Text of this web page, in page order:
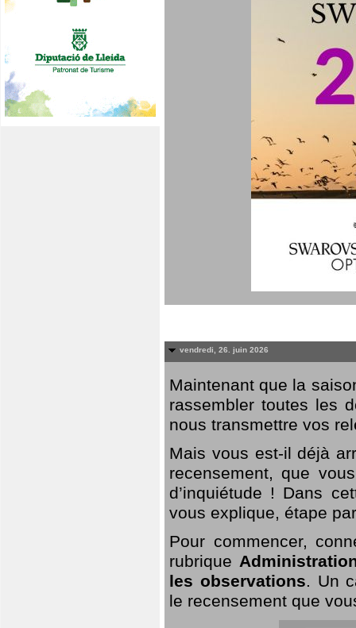
vendredi, 26. juin 2026
Maintenant que la
rassembler toutes les
nous transmettre vos
Mais vous est-il déjà
recensement, que
d’inquiétude ! Dans
vous explique, étape
Pour commencer,
rubrique
les observations. Un
le recensement que